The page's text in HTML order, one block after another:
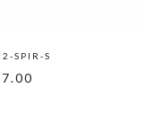
SPIR-S